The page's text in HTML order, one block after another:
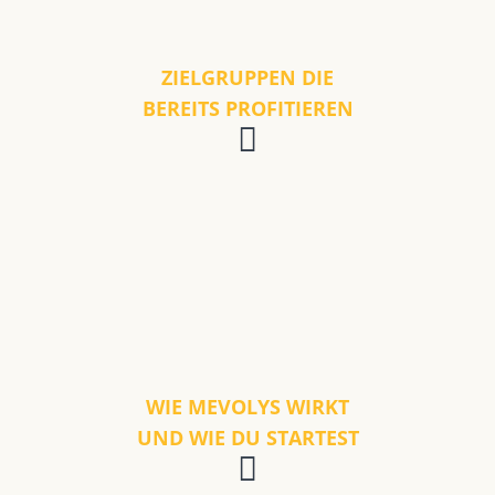
ZIELGRUPPEN DIE
BEREITS PROFITIEREN
WIE MEVOLYS WIRKT
UND WIE DU STARTEST